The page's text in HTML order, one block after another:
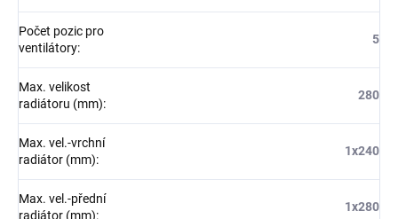
Počet pozic pro
ventilátory:
5
Max. velikost
radiátoru (mm):
280
Max. vel.-vrchní
radiátor (mm):
1x240
Max. vel.-přední
radiátor (mm):
1x280